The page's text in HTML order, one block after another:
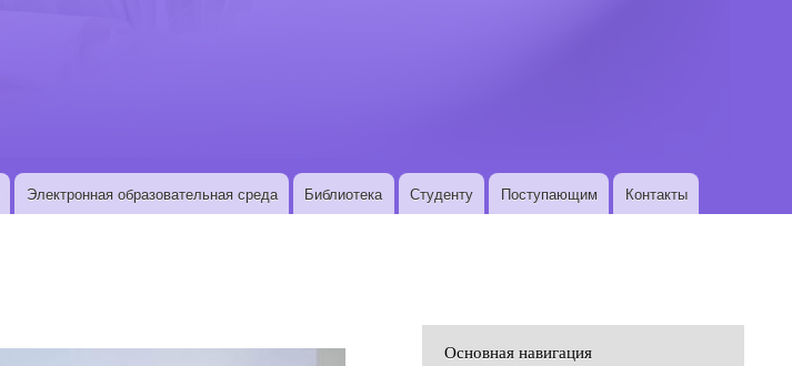
Электронная образовательная среда Библиотека Студенту Поступающим Контакты
Основная навигация